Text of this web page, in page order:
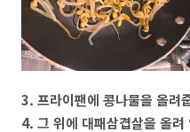
3. 프라이팬에 콩나물을 올려
4. 그 위에 대패삼겹살을 올려